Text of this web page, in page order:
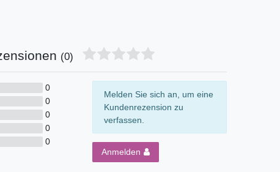
(0)
0
0
0
0
0
Melden Sie sich an, um eine
Kundenrezension zu
verfassen.
Anmelden